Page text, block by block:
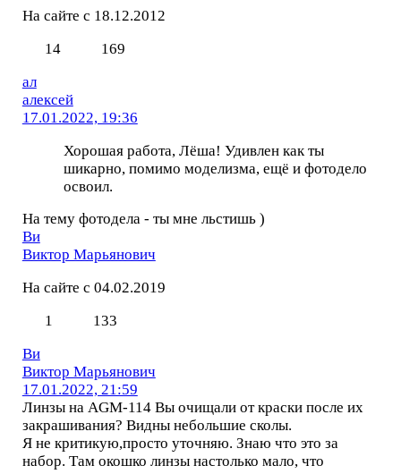
На сайте с 18.12.2012
14
169
ал
алексей
17.01.2022, 19:36
Хорошая работа, Лёша! Удивлен как ты
шикарно, помимо моделизма, ещё и фотодело
освоил.
На тему фотодела - ты мне льстишь )
Ви
Виктор Марьянович
На сайте с 04.02.2019
1
133
Ви
Виктор Марьянович
17.01.2022, 21:59
Линзы на AGM-114 Вы очищали от краски после их
закрашивания? Видны небольшие сколы.
Я не критикую,просто уточняю. Знаю что это за
набор. Там окошко линзы настолько мало, что